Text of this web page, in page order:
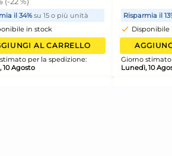
Coperchio Per
Service 30x40 Bianco